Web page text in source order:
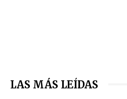
LAS MÁS LEÍDAS